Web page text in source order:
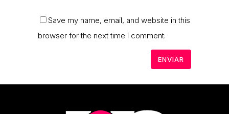
Save my name, email, and website in this
browser for the next time I comment.